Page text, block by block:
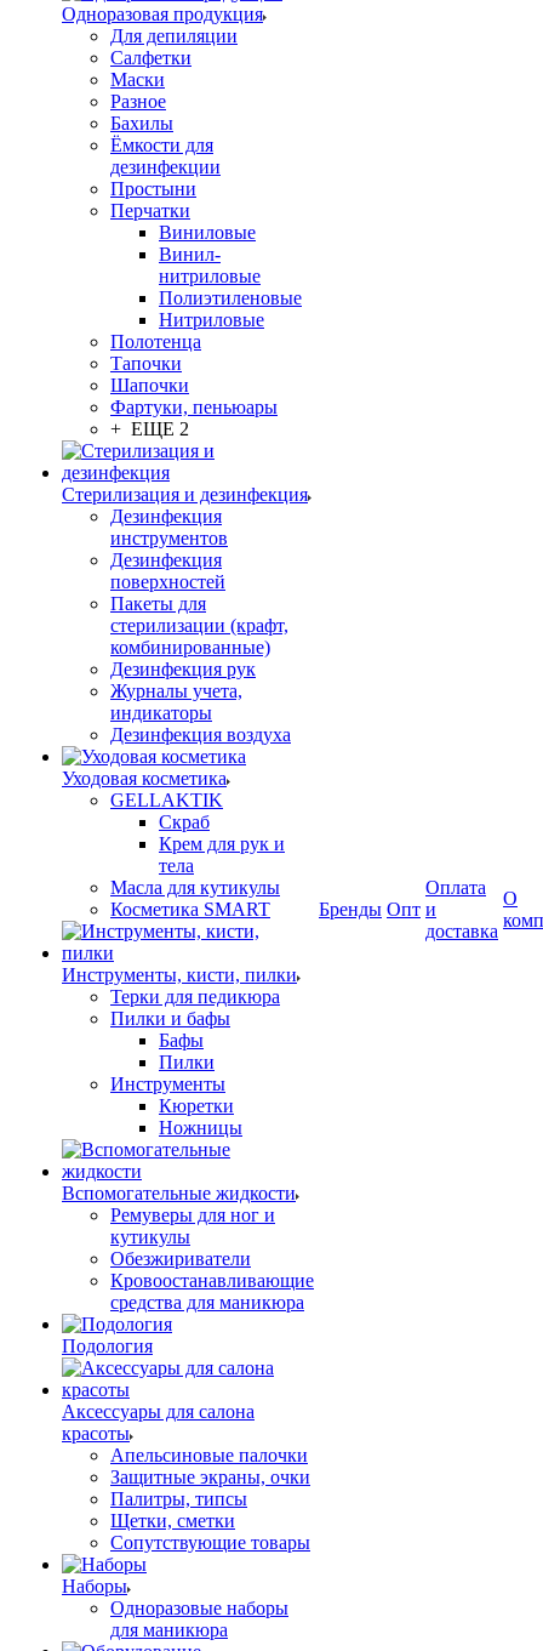
Одноразовая продукция
Для депиляции
Салфетки
Маски
Разное
Бахилы
Ёмкости для
дезинфекции
Простыни
Перчатки
Виниловые
Винил-
нитриловые
Полиэтиленовые
Нитриловые
Полотенца
Тапочки
Шапочки
Фартуки, пеньюары
+ ЕЩЕ 2
Стерилизация и дезинфекция
Дезинфекция
инструментов
Дезинфекция
поверхностей
Пакеты для
стерилизации (крафт,
комбинированные)
Дезинфекция рук
Журналы учета,
индикаторы
Дезинфекция воздуха
Уходовая косметика
GELLAKTIK
Скраб
Крем для рук и
тела
Масла для кутикулы
Косметика SMART
Инструменты, кисти, пилки
Терки для педикюра
Пилки и бафы
Бафы
Пилки
Инструменты
Кюретки
Ножницы
Вспомогательные жидкости
Ремуверы для ног и
кутикулы
Обезжириватели
Кровоостанавливающие
средства для маникюра
Подология
Аксессуары для салона
красоты
Апельсиновые палочки
Защитные экраны, очки
Палитры, типсы
Щетки, сметки
Сопутствующие товары
Наборы
Одноразовые наборы
для маникюра
Бренды Опт
Оплата
и
доставка
О